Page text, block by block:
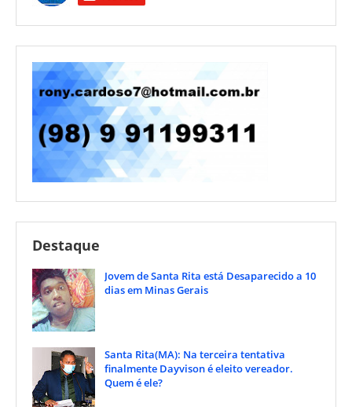
Destaque
Jovem de Santa Rita está Desaparecido a 10
dias em Minas Gerais
Santa Rita(MA): Na terceira tentativa
finalmente Dayvison é eleito vereador.
Quem é ele?